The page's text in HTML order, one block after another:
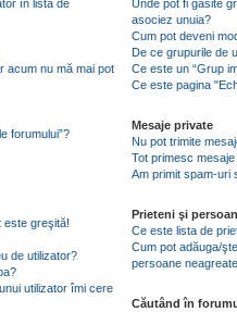
în lista de
acum nu mă mai pot
forumului”?
este greşită!
de utilizator?
utilizator îmi cere
Unde pot fi găsite
asociez unuia?
Cum pot deveni
De ce grupurile de
Ce este un “Grup
Ce este pagina
Mesaje private
Nu pot trimite
Tot primesc
Am primit spam-uri
Prieteni şi
Ce este lista de
Cum pot adăuga/
persoane
Căutând în